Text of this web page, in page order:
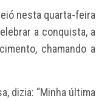
nesta quarta-feira
a conquista, a
chamando a
dizia: “Minha última